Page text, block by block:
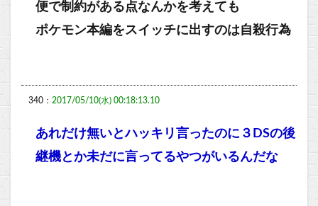
便で制約がある点なんかを考えても
ポケモン本編をスイッチに出すのは自殺行為
340： 2017/05/10(水) 00:18:13.10
あれだけ無いとハッキリ言ったのに３DSの後
継機とか未だに言ってるやつがいるんだな